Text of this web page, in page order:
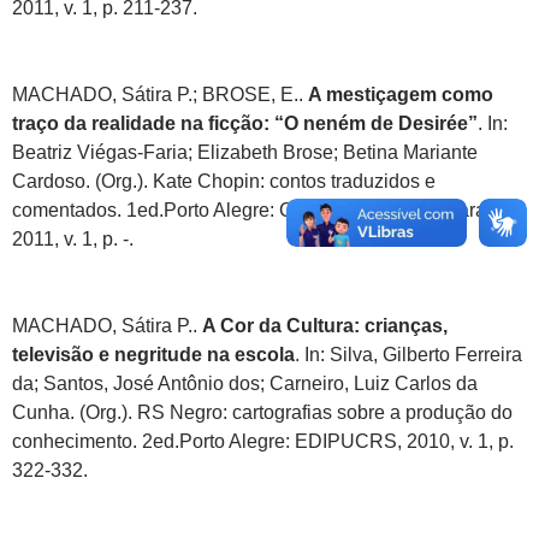
2011, v. 1, p. 211-237.
MACHADO, Sátira P.; BROSE, E.. A mestiçagem como
traço da realidade na ficção: “O neném de Desirée”. In:
Beatriz Viégas-Faria; Elizabeth Brose; Betina Mariante
Cardoso. (Org.). Kate Chopin: contos traduzidos e
comentados. 1ed.Porto Alegre: Casa Editorial Luminara,
2011, v. 1, p. -.
MACHADO, Sátira P.. A Cor da Cultura: crianças,
televisão e negritude na escola. In: Silva, Gilberto Ferreira
da; Santos, José Antônio dos; Carneiro, Luiz Carlos da
Cunha. (Org.). RS Negro: cartografias sobre a produção do
conhecimento. 2ed.Porto Alegre: EDIPUCRS, 2010, v. 1, p.
322-332.